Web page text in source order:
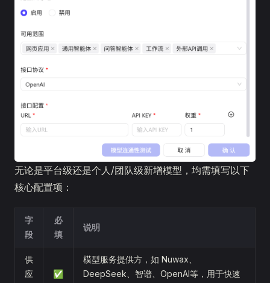
无论是平台级还是个人/团队级新增模型，均需填写以下
核心配置项：
字
段
必
填
说明
供
应
✅
模型服务提供方，如 Nuwax、
DeepSeek、智谱、OpenAI等，用于快速